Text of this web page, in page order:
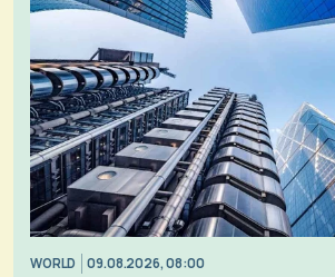
WORLD 09.08.2026, 08:00